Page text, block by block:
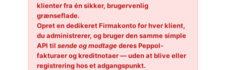
klienter fra én sikker, brugervenlig
grænseflade.
Opret en dedikeretFirmakontofor hver klient,
du administrerer, og bruger den samme simple
API til sende og modtagederes Peppol-
fakturaer og kreditnotaer —uden at bliveeller
registrering hoset adgangspunkt.